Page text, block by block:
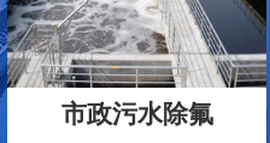
市政污水除氟